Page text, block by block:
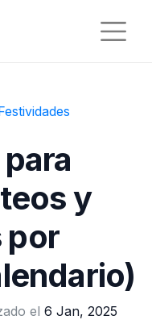
y
por
el 6 Jan, 2025